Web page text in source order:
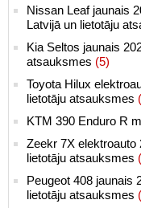
Nissan Leaf jaunais
Latvijā un lietotāju
Kia Seltos jaunais
atsauksmes (5)
Toyota Hilux
lietotāju atsauksmes
KTM 390 Enduro R
Zeekr 7X elektroauto
lietotāju atsauksmes
Peugeot 408 jaunais
lietotāju atsauksmes